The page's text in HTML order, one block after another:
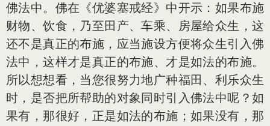
佛法中。佛在《优婆塞戒经》中开示：如果布施
财物、饮食，乃至田产、车乘、房屋给众生，这
还不是真正的布施，应当施设方便将众生引入佛
法中，这样才是真正的布施、才是如法的布施。
所以想想看，当您很努力地广种福田、利乐众生
时，是否把所帮助的对象同时引入佛法中呢？如
果有，那很好，正是如法的布施；如果没有，那